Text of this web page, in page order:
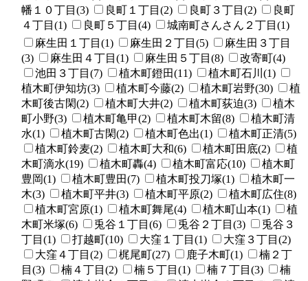
幡１０丁目(3)
良町１丁目(2) 良町３丁目(2)
良町
４丁目(1)
良町５丁目(4) 城南町さんさん２丁目(1)
麻生田１丁目(1) 麻生田２丁目(5)
麻生田３丁目
(3)
麻生田４丁目(1) 麻生田５丁目(8)
改寄町(4)
池田３丁目(7)
植木町鐙田(11)
植木町石川(1)
植木町伊知坊(3)
植木町今藤(2) 植木町岩野(30)
植
木町後古閑(2)
植木町大井(2) 植木町荻迫(3)
植木
町小野(3)
植木町亀甲(2) 植木町木留(8)
植木町清
水(1)
植木町古閑(2) 植木町色出(1)
植木町正清(5)
植木町鈴麦(2)
植木町大和(6) 植木町田底(2)
植
木町滴水(19)
植木町轟(4) 植木町富応(10)
植木町
豊岡(1)
植木町豊田(7) 植木町投刀塚(1)
植木町一
木(3)
植木町平井(3) 植木町平原(2)
植木町広住(8)
植木町宮原(1)
植木町舞尾(4) 植木町山本(1)
植
木町米塚(6)
兎谷１丁目(6) 兎谷２丁目(3)
兎谷３
丁目(1)
打越町(10) 大窪１丁目(1)
大窪３丁目(2)
大窪４丁目(2)
梶尾町(27) 鹿子木町(1)
楠２丁
目(3)
楠４丁目(2) 楠５丁目(1) 楠７丁目(3)
楠